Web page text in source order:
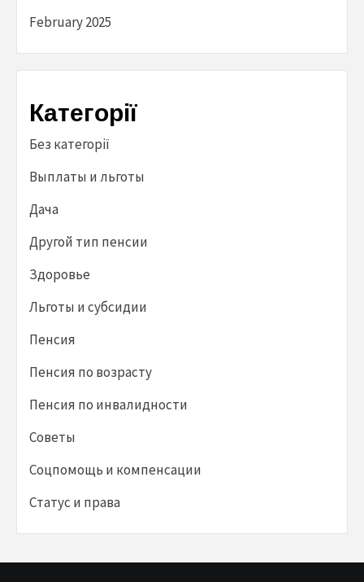
February 2025
Категорії
Без категорії
Выплаты и льготы
Дача
Другой тип пенсии
Здоровье
Льготы и субсидии
Пенсия
Пенсия по возрасту
Пенсия по инвалидности
Советы
Соцпомощь и компенсации
Статус и права